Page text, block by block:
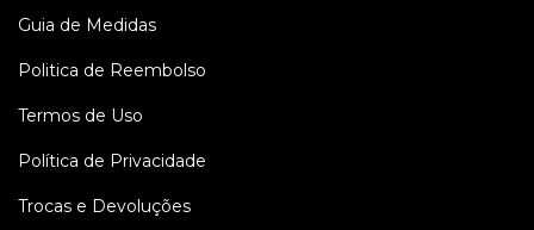
Guia de Medidas
Politica de Reembolso
Termos de Uso
Política de Privacidade
Trocas e Devoluções